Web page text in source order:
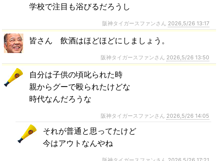
学校で注目も浴びるだろうし
阪神タイガースファンさん 2026,5/26 13:17
皆さん 飲酒はほどほどにしましょう。
阪神タイガースファンさん 2026,5/26 13:50
自分は子供の頃叱られた時
親からグーで殴られたけどな
時代なんだろうな
阪神タイガースファンさん 2026,5/26 14:05
それが普通と思ってたけど
今はアウトなんやね